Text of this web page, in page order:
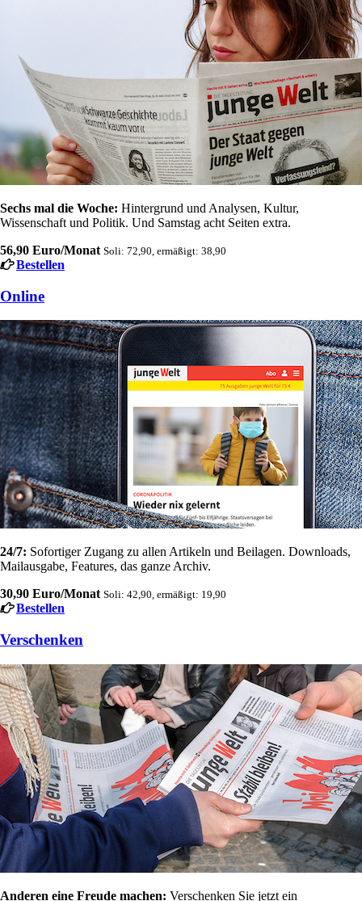
Sechs mal die Woche: Hintergrund und Analysen, Kultur,
Wissenschaft und Politik. Und Samstag acht Seiten extra.
56,90 Euro/Monat Soli: 72,90, ermäßigt: 38,90
Bestellen
Online
24/7: Sofortiger Zugang zu allen Artikeln und Beilagen. Downloads,
Mailausgabe, Features, das ganze Archiv.
30,90 Euro/Monat Soli: 42,90, ermäßigt: 19,90
Bestellen
Verschenken
Anderen eine Freude machen: Verschenken Sie jetzt ein